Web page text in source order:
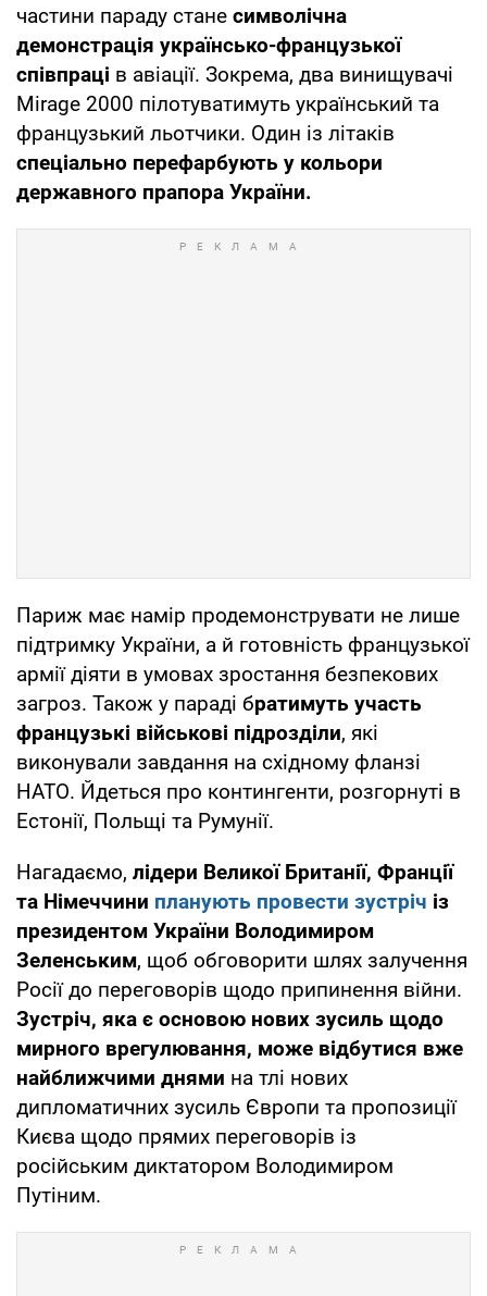
частини параду стане символічна
демонстрація українсько-французької
співпраці в авіації. Зокрема, два винищувачі
Mirage 2000 пілотуватимуть український та
французький льотчики. Один із літаків
спеціально перефарбують у кольори
державного прапора України.
Париж має намір продемонструвати не лише
підтримку України, а й готовність французької
армії діяти в умовах зростання безпекових
загроз. Також у параді братимуть участь
французькі військові підрозділи, які
виконували завдання на східному фланзі
НАТО. Йдеться про контингенти, розгорнуті в
Естонії, Польщі та Румунії.
Нагадаємо, лідери Великої Британії, Франції
та Німеччини планують провести зустріч із
президентом України Володимиром
Зеленським, щоб обговорити шлях залучення
Росії до переговорів щодо припинення війни.
Зустріч, яка є основою нових зусиль щодо
мирного врегулювання, може відбутися вже
найближчими днями на тлі нових
дипломатичних зусиль Європи та пропозиції
Києва щодо прямих переговорів із
російським диктатором Володимиром
Путіним.